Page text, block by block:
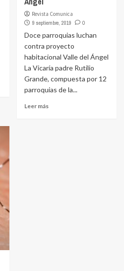
Revista Comunica
9 septiembre, 2019
0
Doce parroquias luchan
contra proyecto
habitacional Valle del Ángel
La Vicaría padre Rutilio
Grande, compuesta por 12
parroquias de la...
Leer más